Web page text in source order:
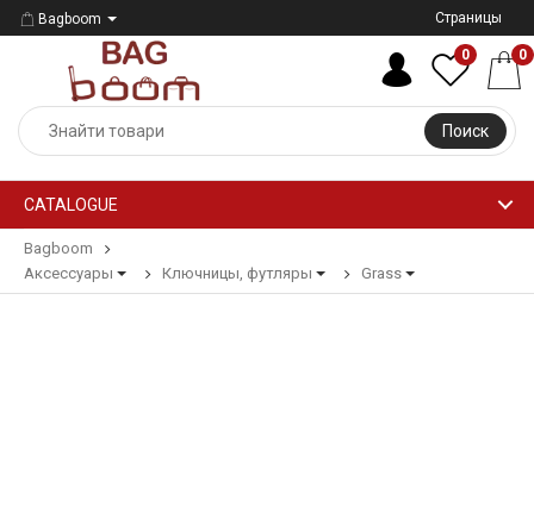
Bagboom Страницы
Поиск
0 0
CATALOGUE
Bagboom
Аксессуары
Ключницы, футляры Grass